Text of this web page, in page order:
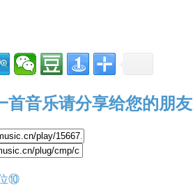
首音乐请分享给您的朋友
⑩